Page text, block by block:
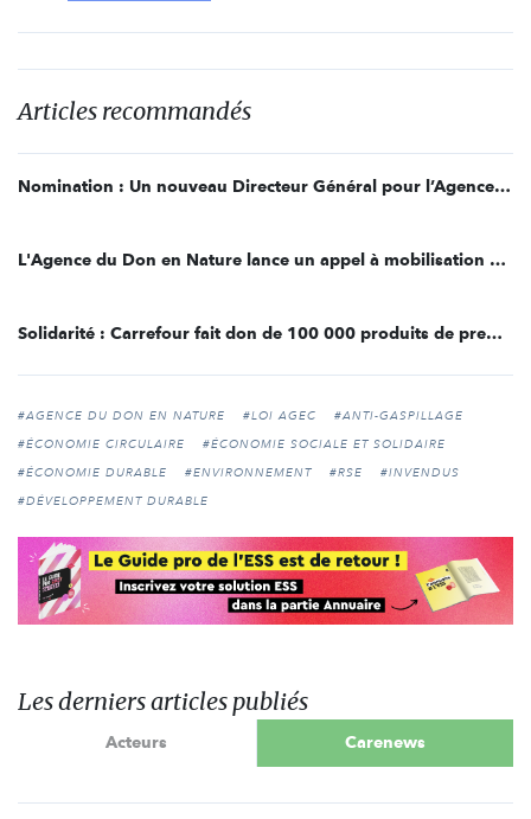
Articles recommandés
Nomination : Un nouveau Directeur Général pour l’Agence du Don en Nature
L'Agence du Don en Nature lance un appel à mobilisation pour un Noël Solidaire
Solidarité : Carrefour fait don de 100 000 produits de première nécessité à l'Agence du Don en Nature
#AGENCE DU DON EN NATURE #LOI AGEC
#ANTI-GASPILLAGE
#ÉCONOMIE CIRCULAIRE
#ÉCONOMIE SOCIALE ET SOLIDAIRE
#ÉCONOMIE DURABLE
#ENVIRONNEMENT #RSE
#INVENDUS
#DÉVELOPPEMENT DURABLE
Les derniers articles publiés
Acteurs Carenews